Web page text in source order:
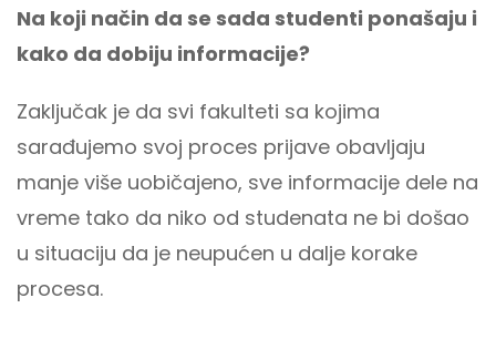
Na koji način da se sada studenti ponašaju i
kako da dobiju informacije?
Zaključak je da svi fakulteti sa kojima
sarađujemo svoj proces prijave obavljaju
manje više uobičajeno, sve informacije dele na
vreme tako da niko od studenata ne bi došao
u situaciju da je neupućen u dalje korake
procesa.